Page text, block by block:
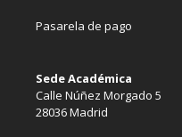
Pasarela de pago
Sede Académica
Calle Núñez Morgado 5
28036 Madrid